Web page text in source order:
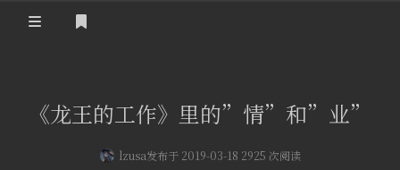
留言板
《龙王的工作》里的”情”和”业”
lzusa发布于 2019-03-18 2925 次阅读